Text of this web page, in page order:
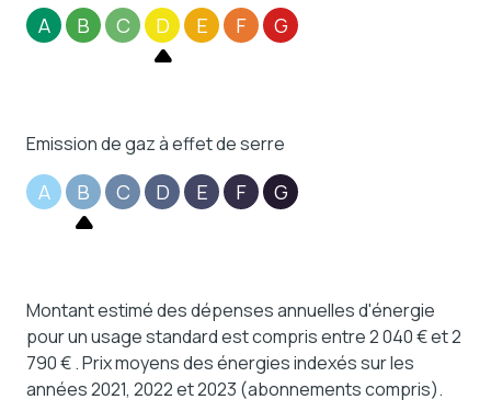
A B C D E F G
Emission de gaz à effet de serre
A B C D E F G
Montant estimé des dépenses annuelles d'énergie
pour un usage standard est compris entre 2 040 € et 2
790 € . Prix moyens des énergies indexés sur les
années 2021, 2022 et 2023 (abonnements compris).